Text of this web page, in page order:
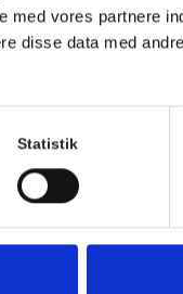
vores partnere
disse data med
Statistik
løbefamilie hver
Hornbækhus ca. 5 min